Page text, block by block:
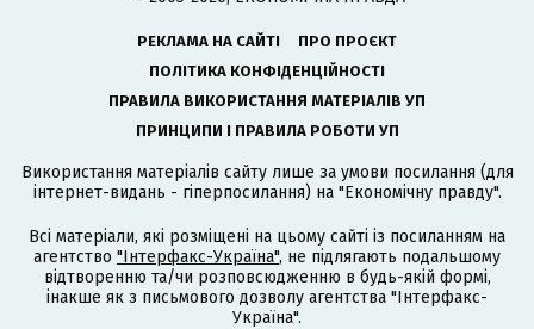
РЕКЛАМА НА САЙТІ
ПРО ПРОЄКТ
ПОЛІТИКА КОНФІДЕНЦІЙНОСТІ
ПРАВИЛА ВИКОРИСТАННЯ МАТЕРІАЛІВ УП
ПРИНЦИПИ І ПРАВИЛА РОБОТИ УП
Використання матеріалів сайту лише за умови посилання (для
інтернет-видань - гіперпосилання) на "Економічну правду".
Всі матеріали, які розміщені на цьому сайті із посиланням на
агентство "Інтерфакс-Україна", не підлягають подальшому
відтворенню та/чи розповсюдженню в будь-якій формі,
інакше як з письмового дозволу агентства "Інтерфакс-
Україна".